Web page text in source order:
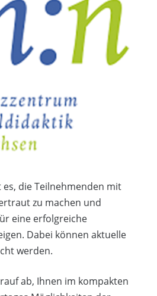
die Teilnehmenden mit
zu machen und
eine erfolgreiche
Dabei können aktuelle
werden.
ab, Ihnen im kompakten